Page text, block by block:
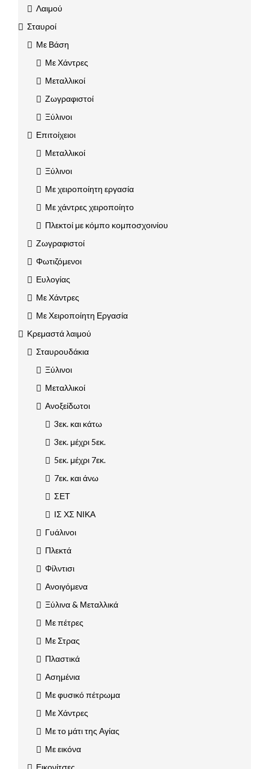
Λαιμού
Σταυροί
Με Βάση
Με Χάντρες
Μεταλλικοί
Ζωγραφιστοί
Ξύλινοι
Επιτοίχειοι
Μεταλλικοί
Ξύλινοι
Με χειροποίητη εργασία
Με χάντρες χειροποίητο
Πλεκτοί με κόμπο κομποσχοινίου
Ζωγραφιστοί
Φωτιζόμενοι
Ευλογίας
Με Χάντρες
Με Χειροποίητη Εργασία
Κρεμαστά λαιμού
Σταυρουδάκια
Ξύλινοι
Μεταλλικοί
Ανοξείδωτοι
3εκ. και κάτω
3εκ. μέχρι 5εκ.
5εκ. μέχρι 7εκ.
7εκ. και άνω
ΣΕΤ
ΙΣ ΧΣ ΝΙΚΑ
Γυάλινοι
Πλεκτά
Φίλντισι
Ανοιγόμενα
Ξύλινα & Μεταλλικά
Με πέτρες
Με Στρας
Πλαστικά
Ασημένια
Με φυσικό πέτρωμα
Με Χάντρες
Με το μάτι της Αγίας
Με εικόνα
Εικονίτσες